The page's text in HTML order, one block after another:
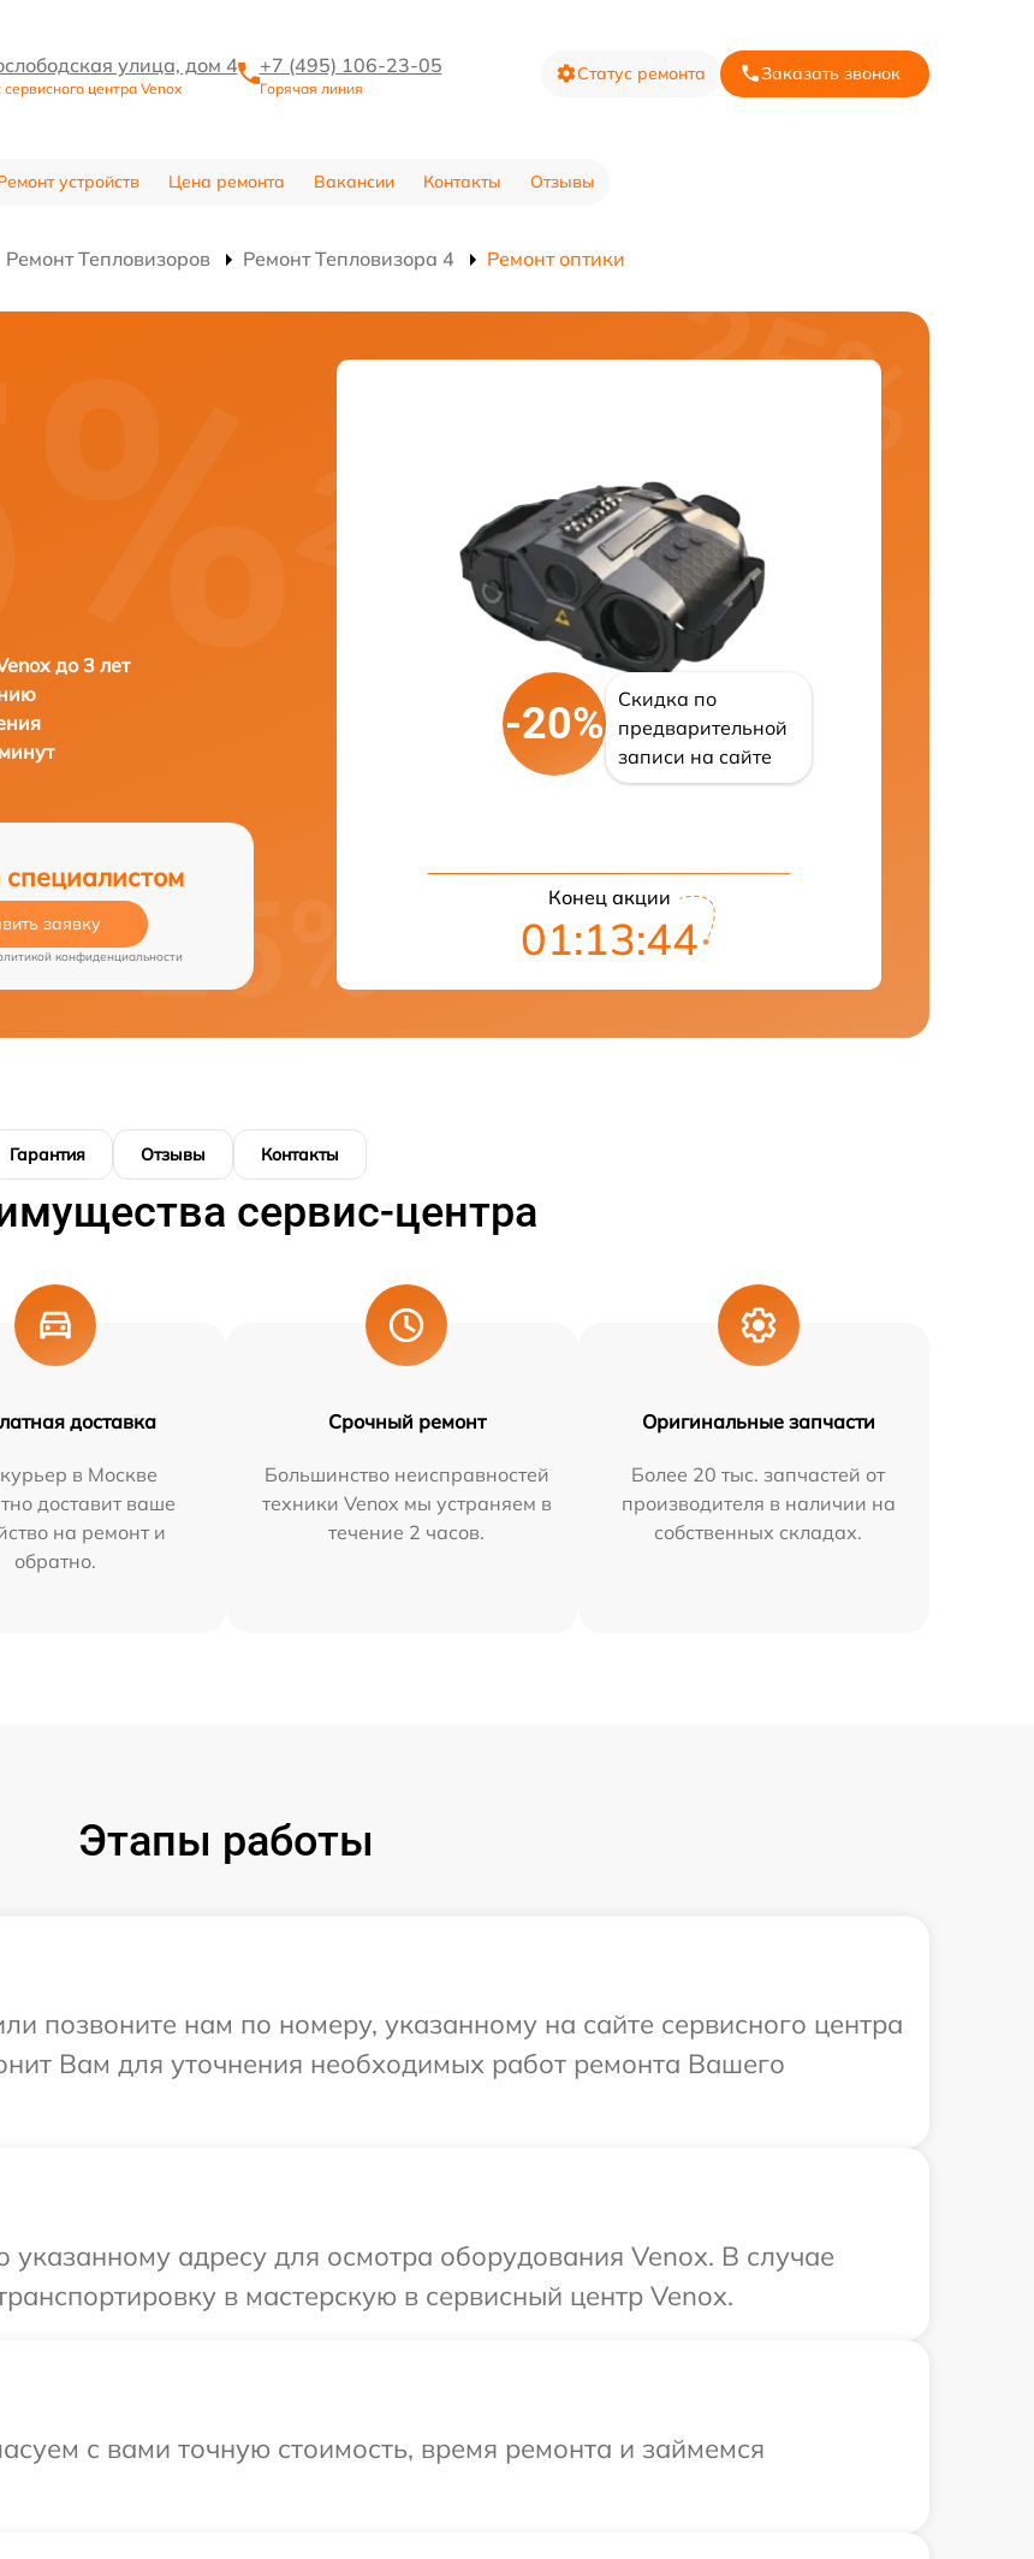
улица, дом 4
центра Venox
+7 (495) 106-23-05
Горячая линия
Статус ремонта Заказать звонок
устройств Цена ремонта Вакансии Контакты Отзывы
Ремонт Тепловизоров Ремонт Тепловизора 4 Ремонт оптики
до 3 лет
специалистом
заявку
конфиденциальности
-20%
Скидка по
предварительной
записи на сайте
Конец акции
01:13:43
Гарантия Отзывы Контакты
сервис-центра
доставка
в Москве
доставит ваше
на ремонт и
обратно.
Срочный ремонт
Большинство неисправностей
техники Venox мы устраняем в
течение 2 часов.
Оригинальные запчасти
Более 20 тыс. запчастей от
производителя в наличии на
собственных складах.
Этапы работы
позвоните нам по номеру, указанному на сайте сервисного центра
Вам для уточнения необходимых работ ремонта Вашего
указанному адресу для осмотра оборудования Venox. В случае
в мастерскую в сервисный центр Venox.
с вами точную стоимость, время ремонта и займемся